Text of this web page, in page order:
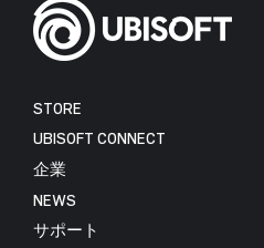
STORE
UBISOFT CONNECT
企業
NEWS
サポート